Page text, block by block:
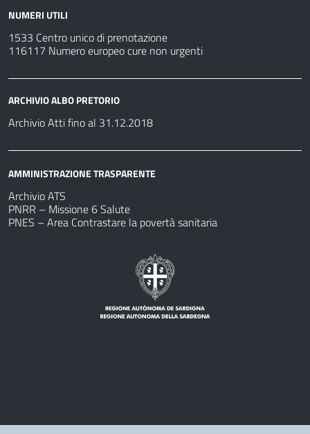
NUMERI UTILI
1533 Centro unico di prenotazione
116117 Numero europeo cure non urgenti
ARCHIVIO ALBO PRETORIO
Archivio Atti fino al 31.12.2018
AMMINISTRAZIONE TRASPARENTE
Archivio ATS
PNRR – Missione 6 Salute
PNES – Area Contrastare la povertà sanitaria